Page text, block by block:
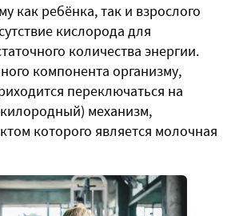
как ребёнка, так и взрослого
кислорода для
количества энергии.
компонента организму,
переключаться на
механизм,
которого является молочная